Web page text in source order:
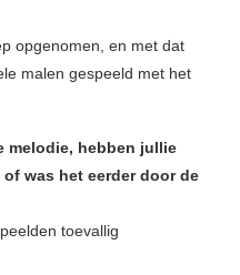
opgenomen, en met dat
malen gespeeld met het
melodie, hebben jullie
was het eerder door de
toevallig